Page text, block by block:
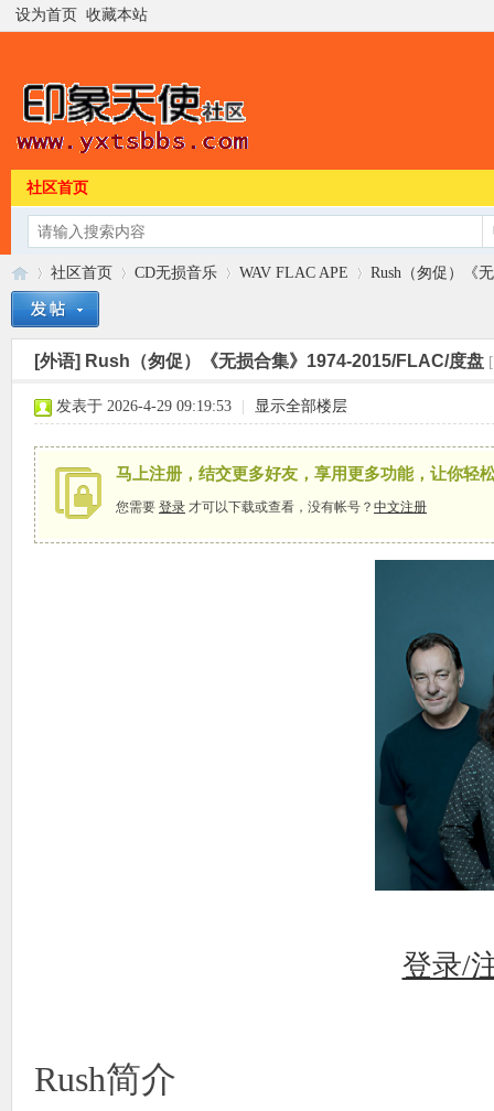
设为首页 收藏本站
社区首页
»
社区首页
›
CD无损音乐
›
WAV FLAC APE
›
Rush（匆促）《
[外语] Rush（匆促）《无损合集》1974-2015/FLAC/度盘
发表于 2026-4-29 09:19:53 显示全部楼层
马上注册，结交更多好友，享用更多功能，让你轻
您需要 登录 才可以下载或查看，没有帐号？ 中文注册
登录/
Rush简介